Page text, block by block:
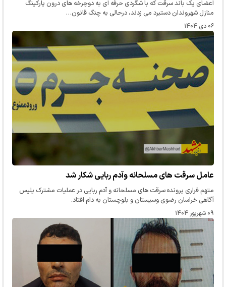
اعضای یک باند سرقت که با شگردی حرفه ای به دوچرخه های درون پارکینگ
منازل شهروندان دستبرد می زدند، درحالی به چنگ قانون…
۰۶ دی ۱۴۰۴
عامل سرقت های مسلحانه وآدم ربایی شکار شد
متهم فراری پرونده سرقت های مسلحانه و آدم ربایی در عملیات مشترک پلیس
آگاهی خراسان رضوی وسیستان و بلوچستان به دام افتاد.
۰۹ شهریور ۱۴۰۴